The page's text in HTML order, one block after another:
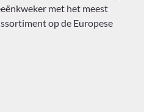
met het meest
op de Europese